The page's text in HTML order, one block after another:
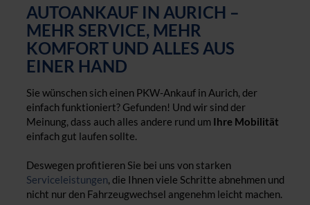
AUTOANKAUF IN AURICH –
MEHR SERVICE, MEHR
KOMFORT UND ALLES AUS
EINER HAND
Sie wünschen sich einen PKW-Ankauf in Aurich, der
einfach funktioniert? Gefunden! Und wir sind der
Meinung, dass auch alles andere rund um Ihre Mobilität
einfach gut laufen sollte.
Deswegen profitieren Sie bei uns von starken
Serviceleistungen , die Ihnen viele Schritte abnehmen und
nicht nur den Fahrzeugwechsel angenehm leicht machen.